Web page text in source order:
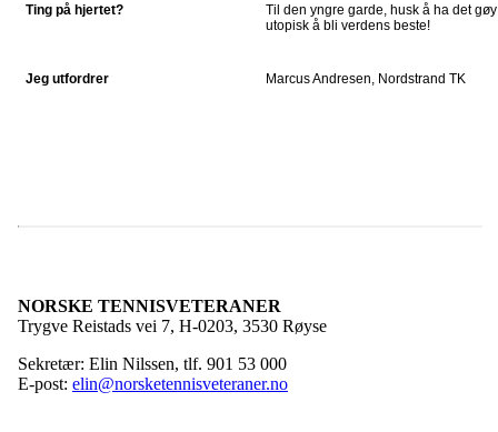
Ting på hjertet?
Til den yngre garde, husk å ha det
utopisk å bli verdens beste!
Jeg utfordrer Marcus Andresen, Nordstrand TK
NORSKE TENNISVETERANER
Trygve Reistads vei 7, H-0203, 3530 Røyse
Sekretær: Elin Nilssen, tlf. 901 53 000
E-post: elin@norsketennisveteraner.no